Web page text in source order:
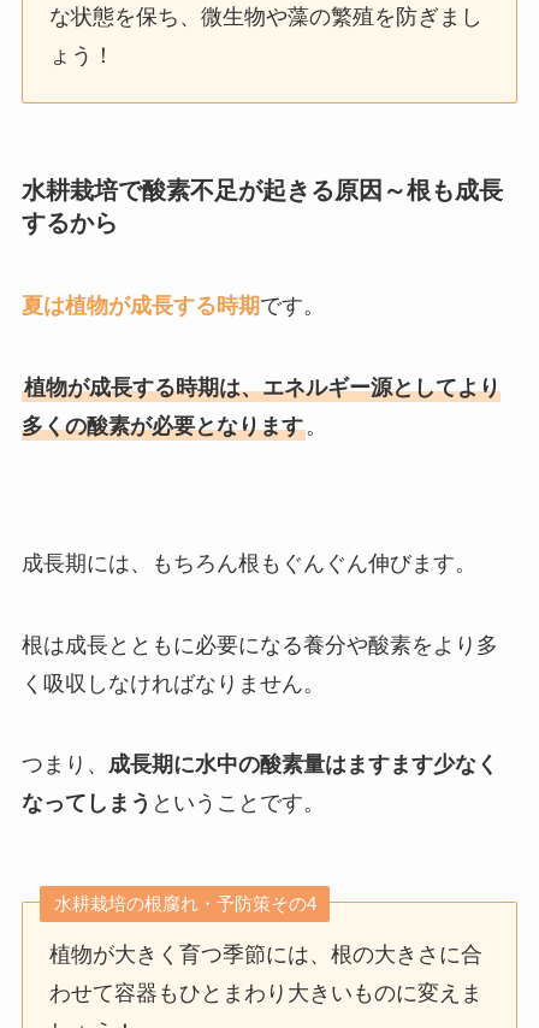
な状態を保ち、微生物や藻の繁殖を防ぎまし
ょう！
水耕栽培で酸素不足が起きる原因～根も成長
するから
夏は植物が成長する時期です。
植物が成長する時期は、エネルギー源としてより
多くの酸素が必要となります。
成長期には、もちろん根もぐんぐん伸びます。
根は成長とともに必要になる養分や酸素をより多
く吸収しなければなりません。
つまり、 成長期に水中の酸素量はますます少なく
なってしまう ということです。
水耕栽培の根腐れ・予防策その4
植物が大きく育つ季節には、根の大きさに合
わせて容器もひとまわり大きいものに変えま